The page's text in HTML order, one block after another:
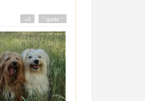
" quote "
+0